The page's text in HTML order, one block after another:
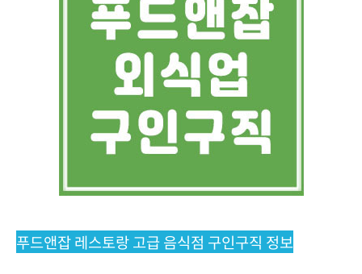
푸드앤잡 레스토랑 고급 음식점 구인구직 정보